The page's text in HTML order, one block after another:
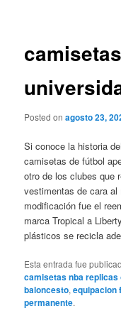
Posted onagosto 23,
Si conoce la historia
camisetas de fútbol
otro de los clubes que
vestimentas de cara
modificación fue el
marca Tropical a
plásticos se recicla
Esta entrada fue
camisetas nba replicas
baloncesto,equipacion
permanente.